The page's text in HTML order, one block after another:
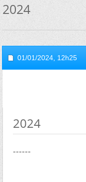
2024
01/01/2024, 12h25
2024
------